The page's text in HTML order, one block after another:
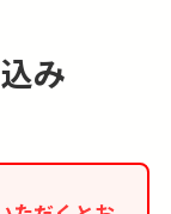
ます。
み